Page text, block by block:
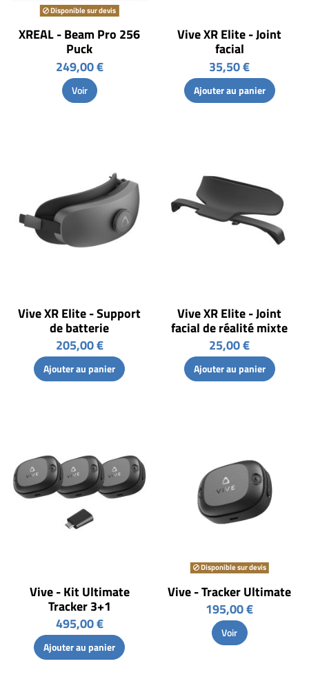
Disponible sur devis
XREAL - Beam Pro 256
Puck
249,00 €
Voir
Vive XR Elite - Joint
facial
35,50 €
Ajouter au panier
Vive XR Elite - Support
de batterie
205,00 €
Ajouter au panier
Vive XR Elite - Joint
facial de réalité mixte
25,00 €
Ajouter au panier
Vive - Kit Ultimate
Tracker 3+1
495,00 €
Ajouter au panier
Disponible sur devis
Vive - Tracker Ultimate
195,00 €
Voir